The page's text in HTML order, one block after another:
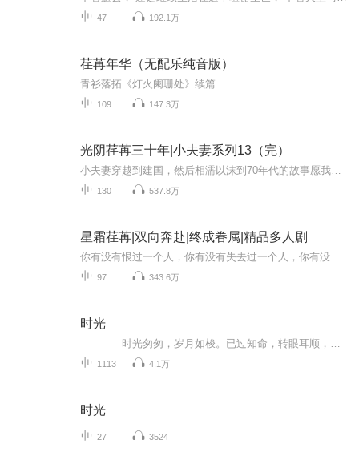
47 192.1万
荏苒年华（无配乐纯音版）
青衫落拓《灯火阑珊处》续篇
109 147.3万
光阴荏苒三十年|小夫妻系列13（完）
130 537.8万
星霜荏苒|双向奔赴|终成眷属|精品多人剧
97 343.6万
时光
1113 4.1万
时光
27 3524